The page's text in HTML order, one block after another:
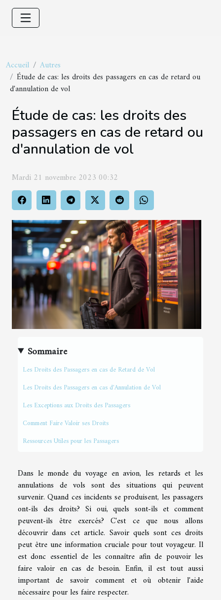
Accueil
Autres
Étude de cas: les droits des passagers en cas de retard ou
d'annulation de vol
Étude de cas: les droits des
passagers en cas de retard ou
d'annulation de vol
Mardi 21 novembre 2023 00:32
Sommaire
Les Droits des Passagers en cas de Retard de Vol
Les Droits des Passagers en cas d'Annulation de Vol
Les Exceptions aux Droits des Passagers
Comment Faire Valoir ses Droits
Ressources Utiles pour les Passagers
Dans le monde du voyage en avion, les retards et les
annulations de vols sont des situations qui peuvent
survenir. Quand ces incidents se produisent, les passagers
ont-ils des droits? Si oui, quels sont-ils et comment
peuvent-ils être exercés? C'est ce que nous allons
découvrir dans cet article. Savoir quels sont ces droits
peut être une information cruciale pour tout voyageur. Il
est donc essentiel de les connaître afin de pouvoir les
faire valoir en cas de besoin. Enfin, il est tout aussi
important de savoir comment et où obtenir l'aide
nécessaire pour les faire respecter.